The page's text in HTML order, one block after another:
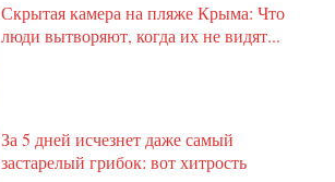
Скрытая камера на пляже Крыма: Что
люди вытворяют, когда их не видят...
За 5 дней исчезнет даже самый
застарелый грибок: вот хитрость